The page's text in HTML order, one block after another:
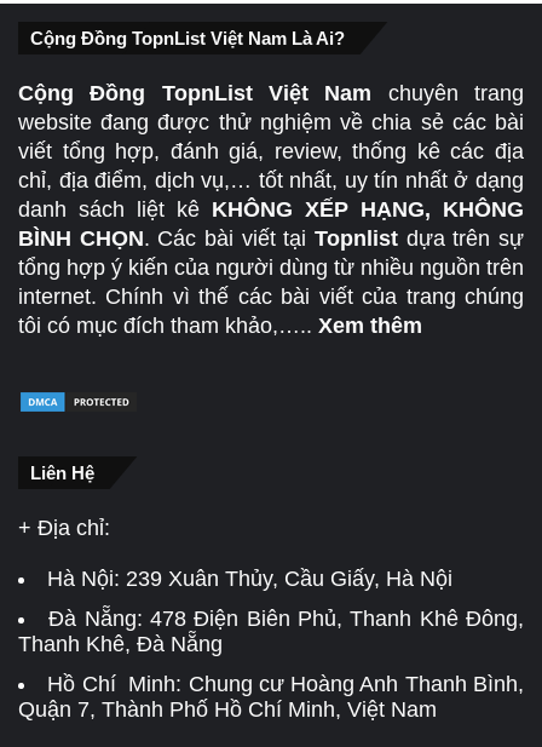
Top 3 xưởng nội thất Cần Thơ uy tín giá tốt
Cộng Đồng TopnList Việt Nam Là Ai?
Cộng Đồng TopnList Việt Nam chuyên trang
website đang được thử nghiệm về chia sẻ các bài
viết tổng hợp, đánh giá, review, thống kê các địa
chỉ, địa điểm, dịch vụ,… tốt nhất, uy tín nhất ở dạng
danh sách liệt kê KHÔNG XẾP HẠNG, KHÔNG
BÌNH CHỌN. Các bài viết tạiTopnlist dựa trên sự
tổng hợp ý kiến của người dùng từ nhiều nguồn trên
internet. Chính vì thế các bài viết của trang chúng
tôi có mục đích tham khảo,….. Xem thêm
Liên Hệ
+ Địa chỉ:
Hà Nội: 239 Xuân Thủy, Cầu Giấy, Hà Nội
Đà Nẵng:478 Điện Biên Phủ, Thanh Khê Đông,
Thanh Khê, Đà Nẵng
Hồ Chí Minh: Chung cư Hoàng Anh Thanh Bình,
Quận 7, Thành Phố Hồ Chí Minh, Việt Nam